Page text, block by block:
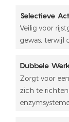
Selectieve
Veilig voor
gewas, terwijl
Dubbele
Zorgt voor
zich te